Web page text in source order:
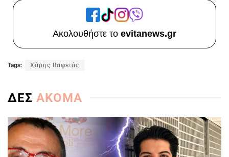
Ακολουθήστε το evitanews.gr
Tags: Χάρης Βαφειάς
ΔΕΣ ΑΚΟΜΑ